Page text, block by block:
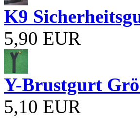
K9
5,90 EUR
Y-Brustgurt
5,10 EUR